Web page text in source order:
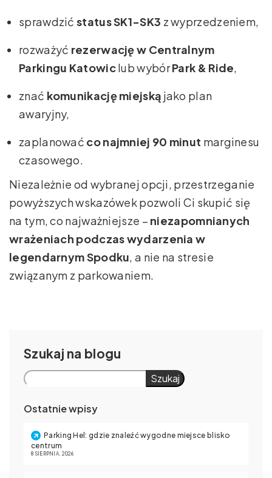
sprawdzićstatus SK1-SK3 z wyprzedzeniem,
rozważyć rezerwację w Centralnym
Parkingu Katowiclub wybórPark & Ride,
znać komunikację miejską jako plan
awaryjny,
zaplanować co najmniej 90 minut marginesu
czasowego.
Niezależnie od wybranej opcji, przestrzeganie
powyższych wskazówek pozwoli Ci skupić się
na tym, co najważniejsze – niezapomnianych
wrażeniach podczas wydarzenia w
legendarnym Spodku, a nie na stresie
związanym z parkowaniem.
Szukaj
Szukaj
Ostatnie wpisy
Parking Hel: gdzie znaleźć wygodne miejsce blisko
centrum
8 SIERPNIA, 2026